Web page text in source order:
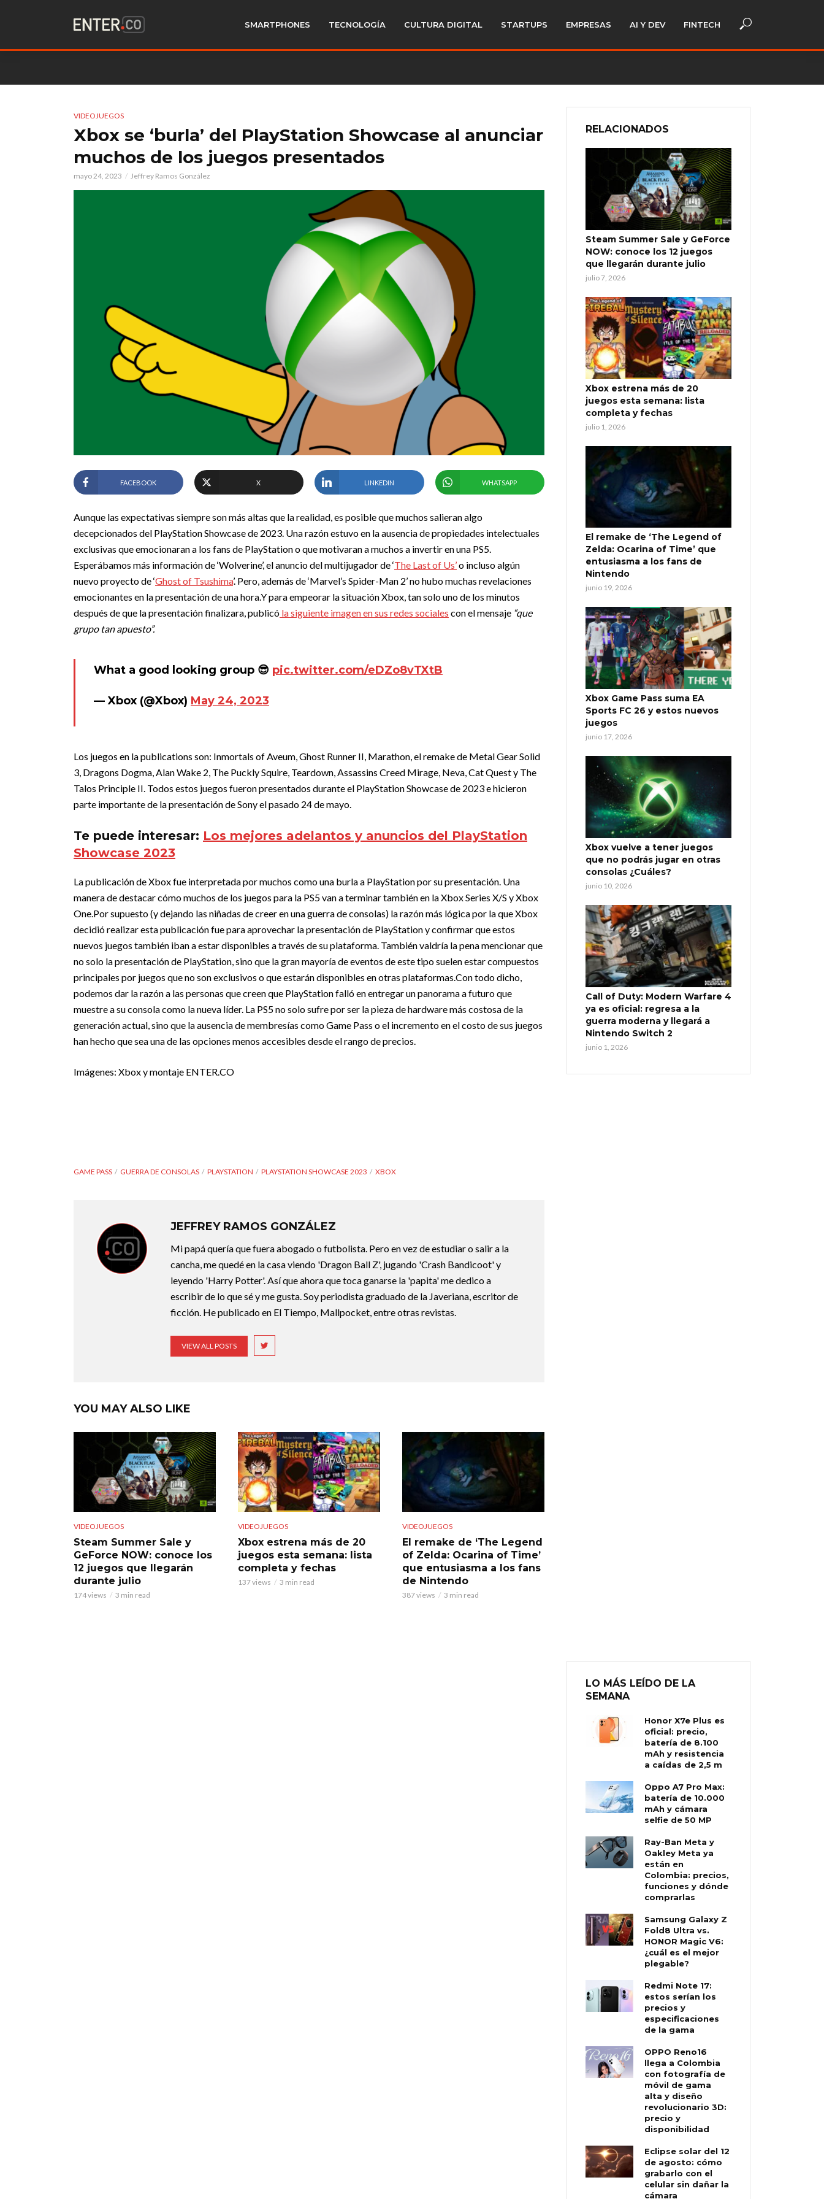
SMARTPHONES TECNOLOGÍA CULTURA DIGITAL STARTUPS EMPRESAS AI Y DEV FINTECH
VIDEOJUEGOS
Xbox se ‘burla’ del PlayStation Showcase al anunciar
muchos de los juegos presentados
mayo 24, 2023 Jeffrey Ramos González
FACEBOOK X LINKEDIN WHATSAPP
Aunque las expectativas siempre son más altas que la realidad, es posible que muchos salieran algo
decepcionados del PlayStation Showcase de 2023. Una razón estuvo en la ausencia de propiedades intelectuales
exclusivas que emocionaran a los fans de PlayStation o que motivaran a muchos a invertir en una PS5.
Esperábamos más información de ‘Wolverine’, el anuncio del multijugador de ‘The Last of Us’o incluso algún
nuevo proyecto de ‘Ghost of Tsushima’. Pero, además de ‘Marvel’s Spider-Man 2’ no hubo muchas revelaciones
emocionantes en la presentación de una hora.Y para empeorar la situación Xbox, tan solo uno de los minutos
después de que la presentación finalizara, publicó la siguiente imagen en sus redes sociales con el mensaje “que
grupo tan apuesto”.
What a good looking group 😎 pic.twitter.com/eDZo8vTXtB
— Xbox (@Xbox) May 24, 2023
Los juegos en la publications son: Inmortals of Aveum, Ghost Runner II, Marathon, el remake de Metal Gear Solid
3, Dragons Dogma, Alan Wake 2, The Puckly Squire, Teardown, Assassins Creed Mirage, Neva, Cat Quest y The
Talos Principle II. Todos estos juegos fueron presentados durante el PlayStation Showcase de 2023 e hicieron
parte importante de la presentación de Sony el pasado 24 de mayo.
Te puede interesar: Los mejores adelantos y anuncios del PlayStation
Showcase 2023
La publicación de Xbox fue interpretada por muchos como una burla a PlayStation por su presentación. Una
manera de destacar cómo muchos de los juegos para la PS5 van a terminar también en la Xbox Series X/S y Xbox
One.Por supuesto (y dejando las niñadas de creer en una guerra de consolas) la razón más lógica por la que Xbox
decidió realizar esta publicación fue para aprovechar la presentación de PlayStation y confirmar que estos
nuevos juegos también iban a estar disponibles a través de su plataforma. También valdría la pena mencionar que
no solo la presentación de PlayStation, sino que la gran mayoría de eventos de este tipo suelen estar compuestos
principales por juegos que no son exclusivos o que estarán disponibles en otras plataformas.Con todo dicho,
podemos dar la razón a las personas que creen que PlayStation falló en entregar un panorama a futuro que
muestre a su consola como la nueva líder. La PS5 no solo sufre por ser la pieza de hardware más costosa de la
generación actual, sino que la ausencia de membresías como Game Pass o el incremento en el costo de sus juegos
han hecho que sea una de las opciones menos accesibles desde el rango de precios.
Imágenes: Xbox y montaje ENTER.CO
GAME PASS GUERRA DE CONSOLAS PLAYSTATION PLAYSTATION SHOWCASE 2023 XBOX
JEFFREY RAMOS GONZÁLEZ
Mi papá quería que fuera abogado o futbolista. Pero en vez de estudiar o salir a la
cancha, me quedé en la casa viendo 'Dragon Ball Z', jugando 'Crash Bandicoot' y
leyendo 'Harry Potter'. Así que ahora que toca ganarse la 'papita' me dedico a
escribir de lo que sé y me gusta. Soy periodista graduado de la Javeriana, escritor de
ficción. He publicado en El Tiempo, Mallpocket, entre otras revistas.
VIEW ALL POSTS
YOU MAY ALSO LIKE
VIDEOJUEGOS
Steam Summer Sale y
GeForce NOW: conoce los
12 juegos que llegarán
durante julio
174 views 3 min read
VIDEOJUEGOS
Xbox estrena más de 20
juegos esta semana: lista
completa y fechas
137 views 3 min read
VIDEOJUEGOS
El remake de ‘The Legend
of Zelda: Ocarina of Time’
que entusiasma a los fans
de Nintendo
387 views 3 min read
RELACIONADOS
Steam Summer Sale y GeForce
NOW: conoce los 12 juegos
que llegarán durante julio
julio 7, 2026
Xbox estrena más de 20
juegos esta semana: lista
completa y fechas
julio 1, 2026
El remake de ‘The Legend of
Zelda: Ocarina of Time’ que
entusiasma a los fans de
Nintendo
junio 19, 2026
Xbox Game Pass suma EA
Sports FC 26 y estos nuevos
juegos
junio 17, 2026
Xbox vuelve a tener juegos
que no podrás jugar en otras
consolas ¿Cuáles?
junio 10, 2026
Call of Duty: Modern Warfare 4
ya es oficial: regresa a la
guerra moderna y llegará a
Nintendo Switch 2
junio 1, 2026
LO MÁS LEÍDO DE LA
SEMANA
Honor X7e Plus es
oficial: precio,
batería de 8.100
mAh y resistencia
a caídas de 2,5 m
Oppo A7 Pro Max:
batería de 10.000
mAh y cámara
selfie de 50 MP
Ray-Ban Meta y
Oakley Meta ya
están en
Colombia: precios,
funciones y dónde
comprarlas
Samsung Galaxy Z
Fold8 Ultra vs.
HONOR Magic V6:
¿cuál es el mejor
plegable?
Redmi Note 17:
estos serían los
precios y
especificaciones
de la gama
OPPO Reno16
llega a Colombia
con fotografía de
móvil de gama
alta y diseño
revolucionario 3D:
precio y
disponibilidad
Eclipse solar del 12
de agosto: cómo
grabarlo con el
celular sin dañar la
cámara